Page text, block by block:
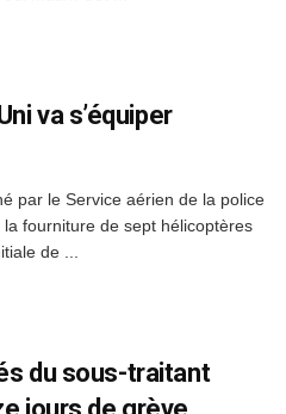
va s’équiper
par le Service aérien de la police
fourniture de sept hélicoptères
de ...
du sous-traitant